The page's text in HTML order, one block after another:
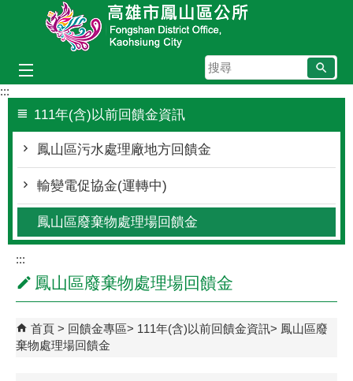
跳到主要內容區塊
搜
尋
:::
111年(含)以前回饋金資訊
鳳山區污水處理廠地方回饋金
輸變電促協金(運轉中)
鳳山區廢棄物處理場回饋金
:::
鳳山區廢棄物處理場回饋金
首頁 回饋金專區 111年(含)以前回饋金資訊
鳳山區廢
棄物處理場回饋金